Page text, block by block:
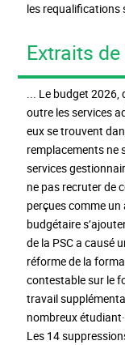
les requalifications
Extraits
... Le budget
outre les services
eux se trouvent
remplacements ne
services
ne pas recruter de
perçues comme
budgétaire
de la PSC a causé
réforme de la
contestable sur le
travail
nombreux
Les 14